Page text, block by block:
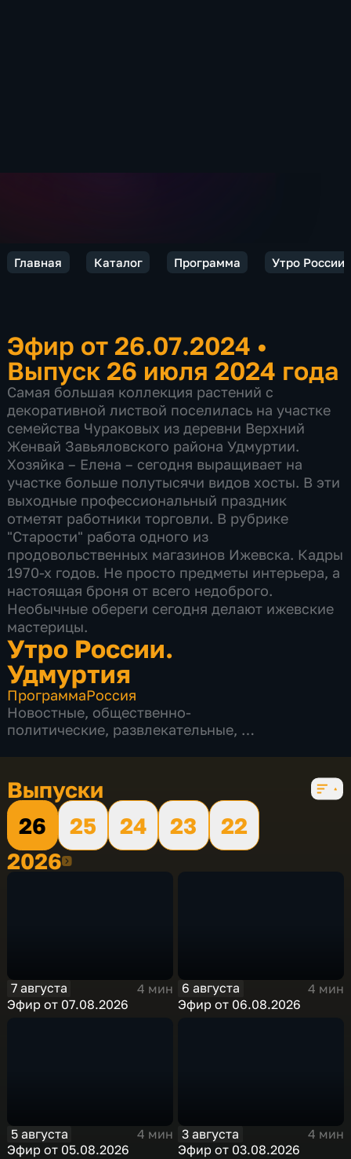
Главная Каталог Программа Утро
Эфир от 26.07.2024 •
Выпуск 26 июля 2024 года
Самая большая коллекция растений с
декоративной листвой поселилась на участке
семейства Чураковых из деревни Верхний
Женвай Завьяловского района Удмуртии.
Хозяйка – Елена – сегодня выращивает на
участке больше полутысячи видов хосты. В эти
выходные профессиональный праздник
отметят работники торговли. В рубрике
"Старости" работа одного из
продовольственных магазинов Ижевска. Кадры
1970-х годов. Не просто предметы интерьера, а
настоящая броня от всего недоброго.
Необычные обереги сегодня делают ижевские
мастерицы.
Утро России.
Удмуртия
ПрограммаРоссия
Новостные, общественно-
политические, развлекательные,
Выпуски
26
25 24 23
22
20262026
7 августа
4 мин
Эфир от 07.08.2026
6 августа
4 мин
Эфир от 06.08.2026
5 августа
4 мин
Эфир от 05.08.2026
3 августа
4 мин
Эфир от 03.08.2026